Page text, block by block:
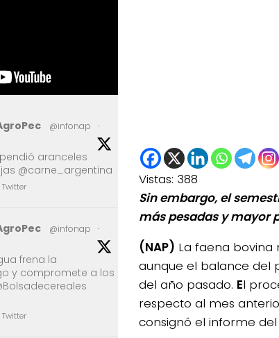
Vistas: 388
Sin embargo, el
más pesadas y mayor
(NAP) La faena
aunque el balance del
del año pasado. El
respecto al mes
consignó el informe
@infonap
·
aranceles
@carne_argentina
Twitter
@infonap
·
frena la
y compromete a los
Twitter